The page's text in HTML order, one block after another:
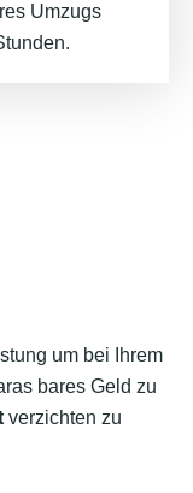
Umzugs
um bei Ihrem
bares Geld zu
verzichten zu